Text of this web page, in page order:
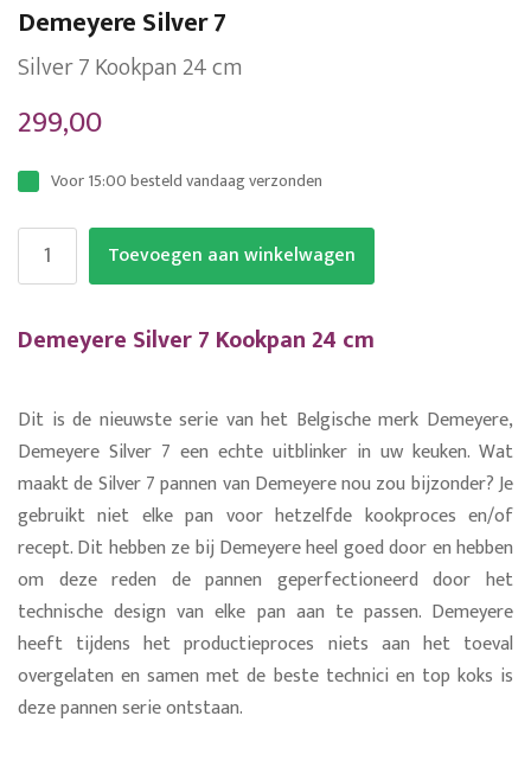
het
begin
de
gallerij
Demeyere Silver 7
Silver 7 Kookpan 24 cm
299,00
Voor 15:00 besteld vandaag verzonden
Toevoegen aan winkelwagen
Demeyere Silver 7 Kookpan 24 cm
Dit is de nieuwste serie van het Belgische merk Demeyere,
Demeyere Silver 7 een echte uitblinker in uw keuken. Wat
maakt de Silver 7 pannen van Demeyere nou zou bijzonder? Je
gebruikt niet elke pan voor hetzelfde kookproces en/of
recept. Dit hebben ze bij Demeyere heel goed door en hebben
om deze reden de pannen geperfectioneerd door het
technische design van elke pan aan te passen. Demeyere
heeft tijdens het productieproces niets aan het toeval
overgelaten en samen met de beste technici en top koks is
deze pannen serie ontstaan.